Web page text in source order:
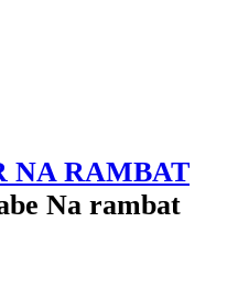
NA RAMBAT
Na rambat